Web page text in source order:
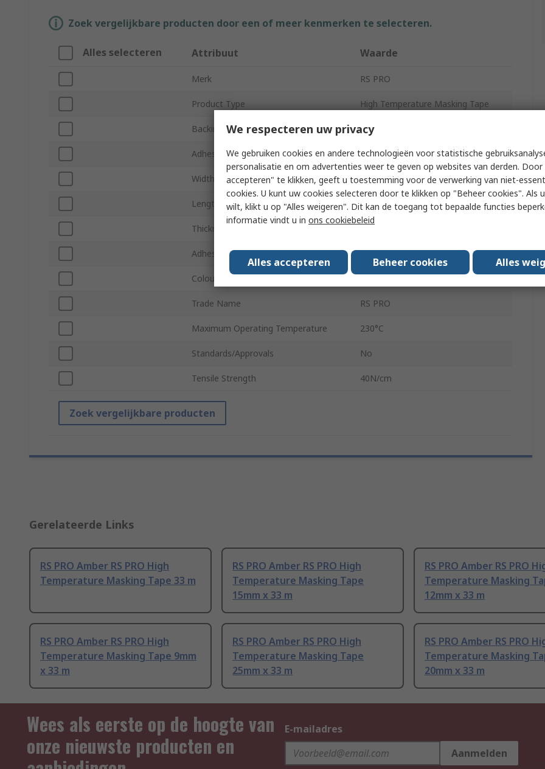
Zoek vergelijkbare producten door een of meer kenmerken te selecteren.
Alles selecteren Attribuut Waarde
Merk RS PRO
Product Type High Temperature Masking Tape
Backing Material Polyimide Film
Adhesive Material Silicone
Width 6mm
Length 33m
Thickness
Adhesion Strength 2.7N/cm
Colour
Trade Name RS PRO
Maximum Operating Temperature 230°C
Standards/Approvals No
Tensile Strength 40N/cm
Zoek vergelijkbare producten
Gerelateerde Links
RS PRO Amber RS PRO High
Temperature Masking Tape 33 m
RS PRO Amber RS PRO High
Temperature Masking Tape
15mm x 33 m
RS PRO Amber RS PRO
Temperature Masking
12mm x 33 m
RS PRO Amber RS PRO High
Temperature Masking Tape 9mm
x 33 m
RS PRO Amber RS PRO High
Temperature Masking Tape
25mm x 33 m
RS PRO Amber RS PRO
Temperature Masking
20mm x 33 m
Wees als eerste op de hoogte van
onze nieuwste producten en
E-mailadres
Aanmelden
We respecteren uw privacy
We gebruiken cookies en andere technologieën voor statistische
personalisatie en om advertenties weer te geven op websites van derden. Door
accepteren" te klikken, geeft u toestemming voor de verwerking van niet-
cookies. U kunt uw cookies selecteren door te klikken op "Beheer cookies". Als
wilt, klikt u op "Alles weigeren". Dit kan de toegang tot bepaalde functies
informatie vindt u in ons cookiebeleid
Alles accepteren Beheer cookies Alles